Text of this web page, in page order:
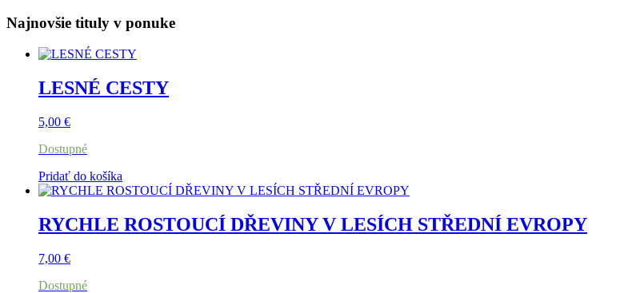
Najnovšie tituly v ponuke
LESNÉ CESTY
5,00 €
Dostupné
Pridať do košíka
RYCHLE ROSTOUCÍ DŘEVINY V LESÍCH STŘEDNÍ EVROPY
7,00 €
Dostupné